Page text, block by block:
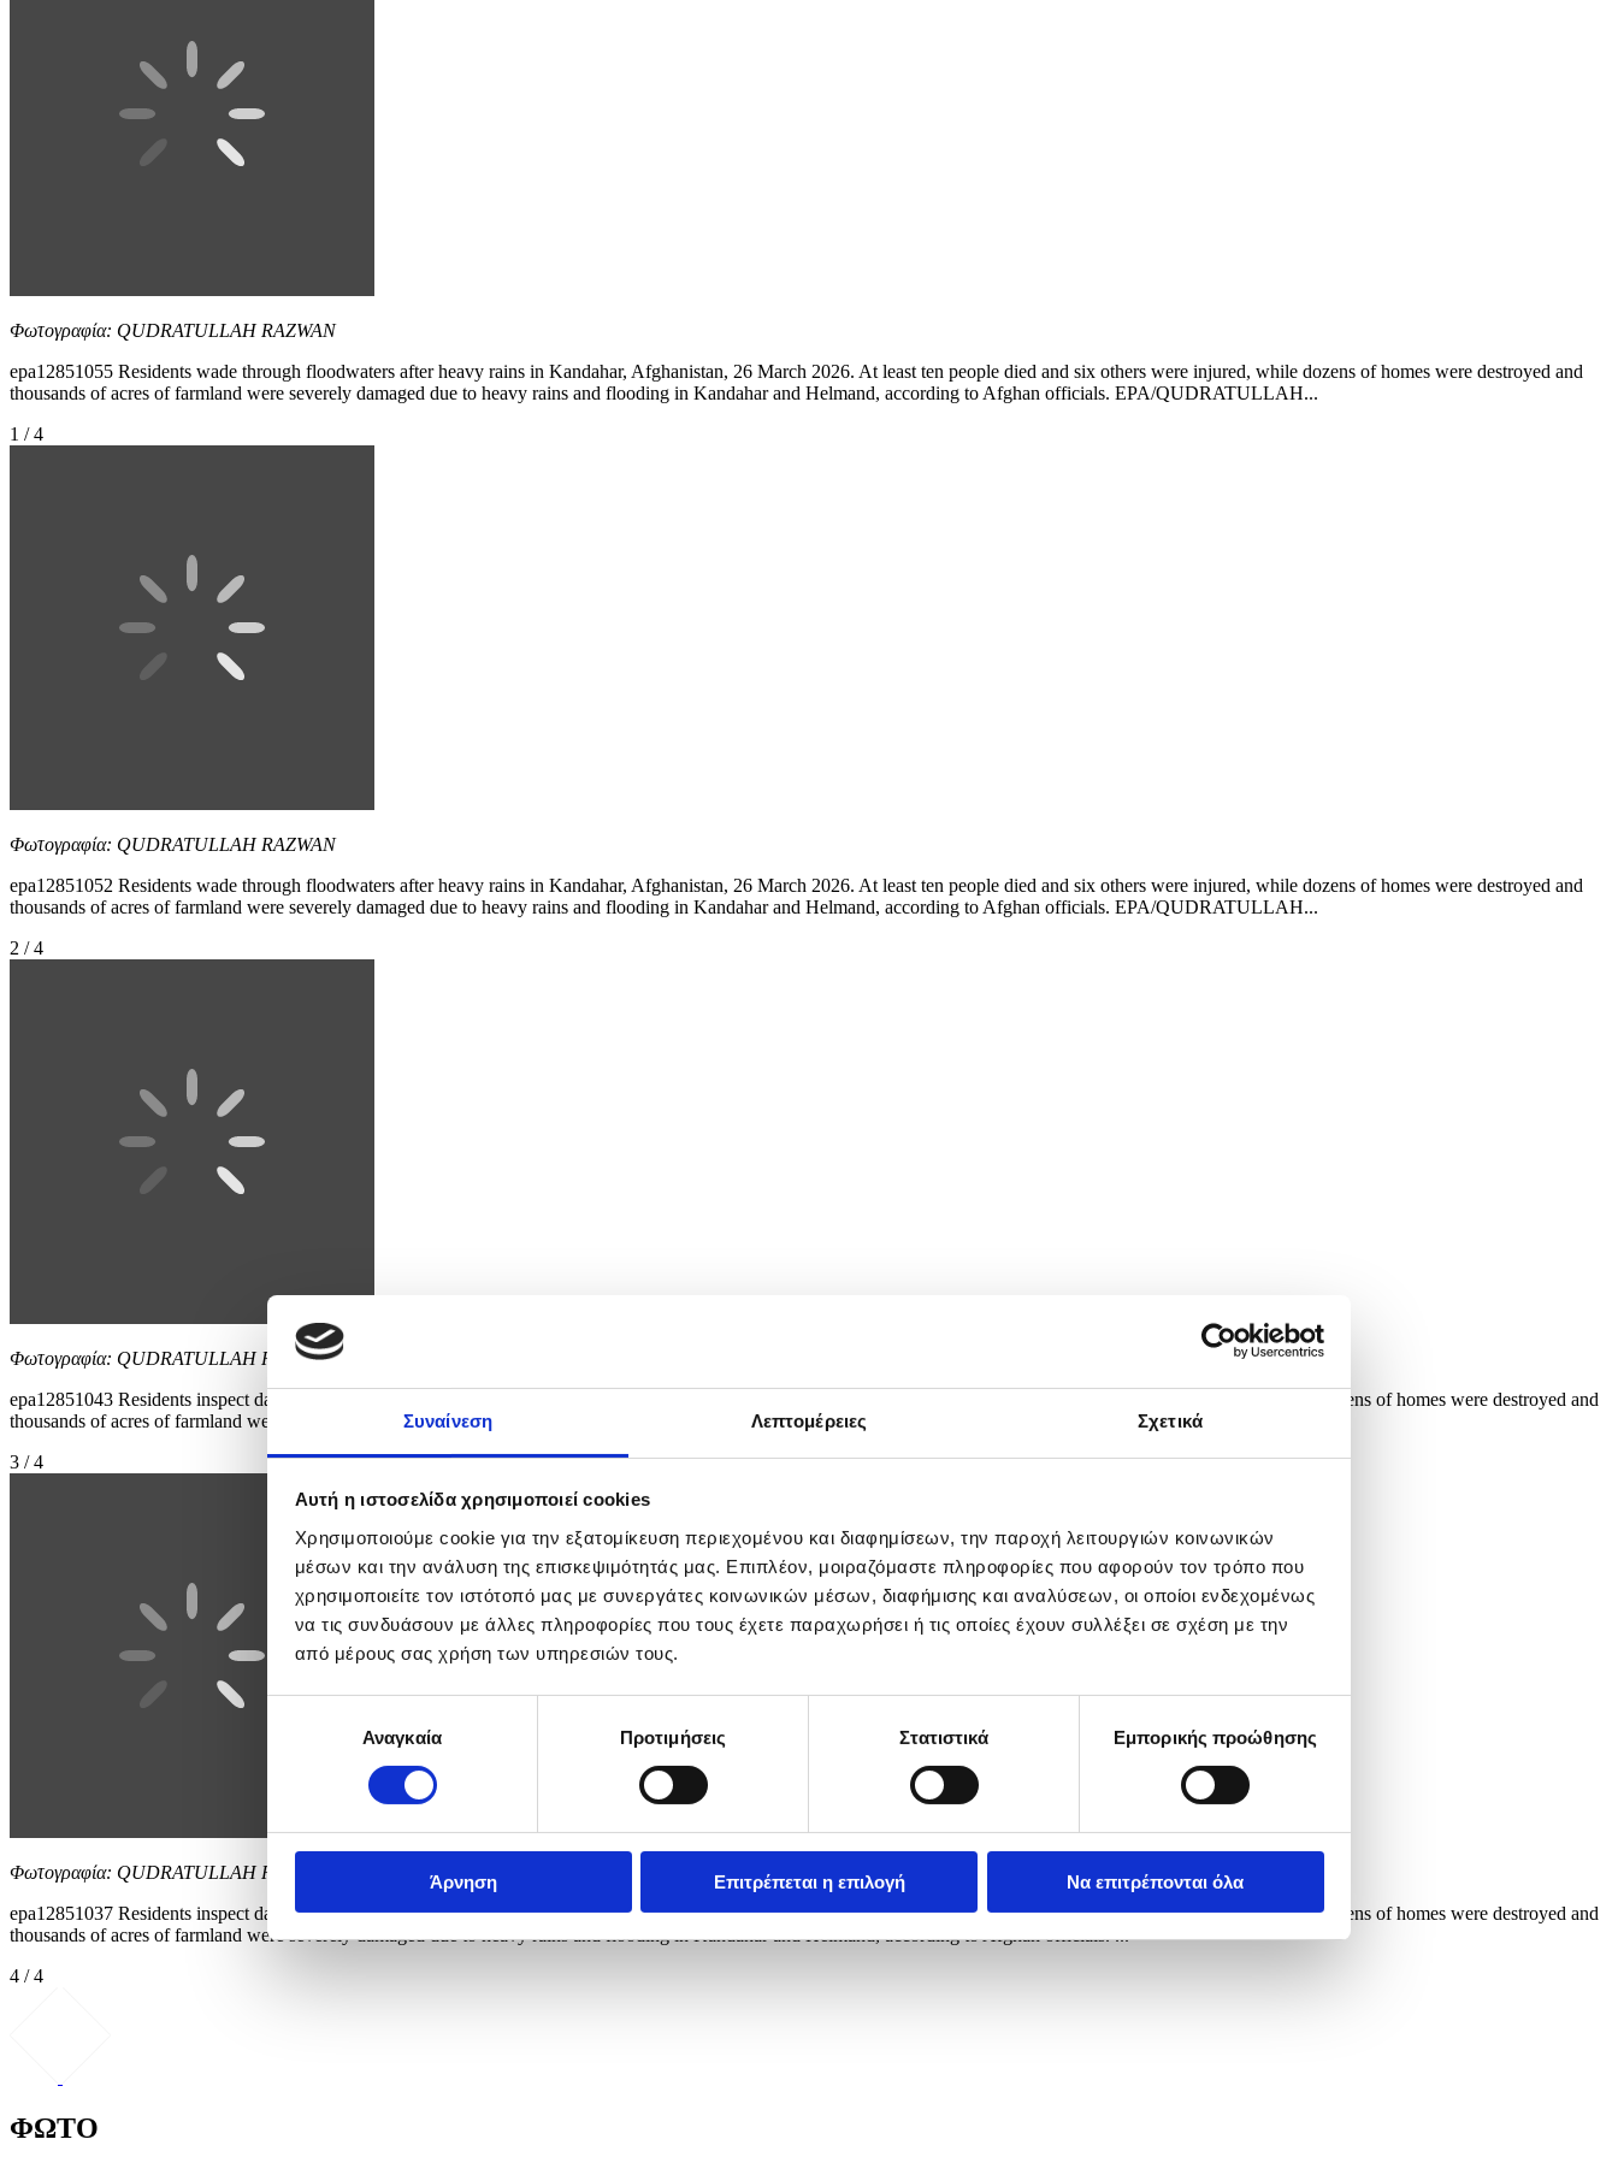
Συναίνεση Λεπτομέρειες Σχετικά
Αυτή η ιστοσελίδα χρησιμοποιεί cookies
Χρησιμοποιούμε cookie για την εξατομίκευση περιεχομένου και διαφημίσεων, την παροχή λειτουργιών κοινωνικών
μέσων και την ανάλυση της επισκεψιμότητάς μας. Επιπλέον, μοιραζόμαστε πληροφορίες που αφορούν τον τρόπο που
χρησιμοποιείτε τον ιστότοπό μας με συνεργάτες κοινωνικών μέσων, διαφήμισης και αναλύσεων, οι οποίοι ενδεχομένως
να τις συνδυάσουν με άλλες πληροφορίες που τους έχετε παραχωρήσει ή τις οποίες έχουν συλλέξει σε σχέση με την
από μέρους σας χρήση των υπηρεσιών τους.
συγκατάθεσηςΑναγκαία Προτιμήσεις Στατιστικά Εμπορικής προώθησης
Άρνηση Επιτρέπεται η επιλογή Να επιτρέπονται όλα
Φωτογραφία: QUDRATULLAH RAZWAN
epa12851055 Residents wade through floodwaters after heavy rains in Kandahar, Afghanistan, 26 March 2026. At least ten people died and six others were injured, while dozens of homes were destroyed and
thousands of acres of farmland were severely damaged due to heavy rains and flooding in Kandahar and Helmand, according to Afghan officials. EPA/QUDRATULLAH...
1 / 4
Φωτογραφία: QUDRATULLAH RAZWAN
epa12851052 Residents wade through floodwaters after heavy rains in Kandahar, Afghanistan, 26 March 2026. At least ten people died and six others were injured, while dozens of homes were destroyed and
thousands of acres of farmland were severely damaged due to heavy rains and flooding in Kandahar and Helmand, according to Afghan officials. EPA/QUDRATULLAH...
2 / 4
Φωτογραφία: QUDRATULLAH RAZWAN
epa12851043 Residents inspect damaged belongings after heavy rains in Kandahar, Afghanistan, 26 March 2026. At least ten people died and six others were injured, while dozens of homes were destroyed and
thousands of acres of farmland were severely damaged due to heavy rains and flooding in Kandahar and Helmand, according to Afghan officials. ...
3 / 4
Φωτογραφία: QUDRATULLAH RAZWAN
epa12851037 Residents inspect damaged belongings after heavy rains in Kandahar, Afghanistan, 26 March 2026. At least ten people died and six others were injured, while dozens of homes were destroyed and
thousands of acres of farmland were severely damaged due to heavy rains and flooding in Kandahar and Helmand, according to Afghan officials. ...
4 / 4
ΦΩΤΟ